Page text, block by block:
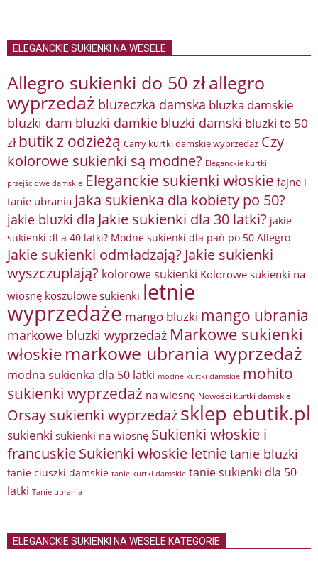
ELEGANCKIE SUKIENKI NA WESELE
Allegro sukienki do 50 złallegro
wyprzedaż bluzeczka damska bluzka damskie
bluzki dam bluzki damkie bluzki damski bluzki to 50
zł butik z odzieżą Carry kurtki damskie wyprzedaż Czy
kolorowe sukienki są modne? Eleganckie kurtki
przejściowe damskie Eleganckie sukienki włoskie fajne i
tanie ubrania Jaka sukienka dla kobiety po 50?
jakie bluzki dla Jakie sukienki dla 30 latki? jakie
sukienki dl a 40 latki? Modne sukienki dla pań po 50 Allegro
Jakie sukienki odmładzają? Jakie sukienki
wyszczuplają? kolorowe sukienki Kolorowe sukienki na
wiosnę koszulowe sukienki letnie
wyprzedaże mango bluzki mango ubrania
markowe bluzki wyprzedaż Markowe sukienki
włoskie markowe ubrania wyprzedaż
modna sukienka dla 50 latki modne kurtki damskie mohito
sukienki wyprzedaż na wiosnę Nowości kurtki damskie
Orsay sukienki wyprzedażsklep ebutik.pl
sukienki sukienki na wiosnę Sukienki włoskie i
francuskieSukienki włoskie letnietanie bluzki
tanie ciuszki damskie tanie kurtki damskie tanie sukienki dla 50
latki Tanie ubrania
ELEGANCKIE SUKIENKI NA WESELE KATEGORIE